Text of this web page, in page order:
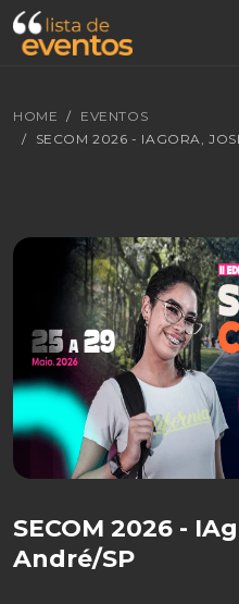
HOME
EVENTOS
SECOM 2026 - IAGORA,
SECOM 2026 -
André/SP